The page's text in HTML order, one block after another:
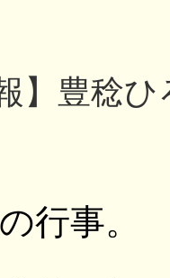
】豊稔
行事。